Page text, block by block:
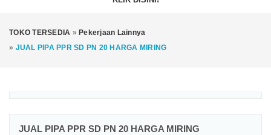
TOKO TERSEDIA » Pekerjaan Lainnya
» JUAL PIPA PPR SD PN 20 HARGA MIRING
JUAL PIPA PPR SD PN 20 HARGA MIRING